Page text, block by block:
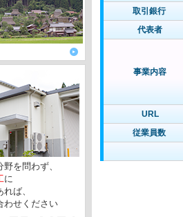
を問わず、
に
ば、
わせください
取引銀行
代表者
事業内容
URL
従業員数